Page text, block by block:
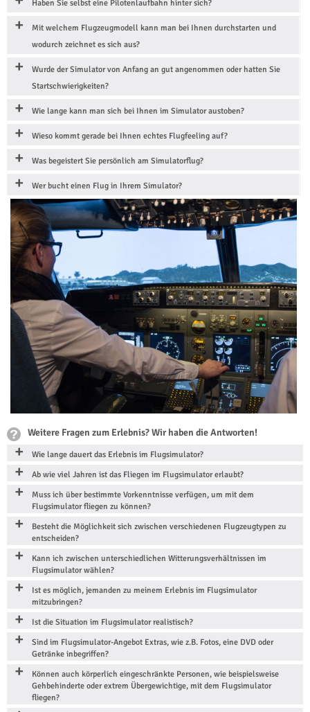
Haben Sie selbst eine Pilotenlaufbahn hinter sich?
Mit welchem Flugzeugmodell kann man bei Ihnen durchstarten und
wodurch zeichnet es sich aus?
Wurde der Simulator von Anfang an gut angenommen oder hatten Sie
Startschwierigkeiten?
Wie lange kann man sich bei Ihnen im Simulator austoben?
Wieso kommt gerade bei Ihnen echtes Flugfeeling auf?
Was begeistert Sie persönlich am Simulatorflug?
Wer bucht einen Flug in Ihrem Simulator?
Weitere Fragen zum Erlebnis? Wir haben die Antworten!
Wie lange dauert das Erlebnis im Flugsimulator?
Ab wie viel Jahren ist das Fliegen im Flugsimulator erlaubt?
Muss ich über bestimmte Vorkenntnisse verfügen, um mit dem
Flugsimulator fliegen zu können?
Besteht die Möglichkeit sich zwischen verschiedenen Flugzeugtypen zu
entscheiden?
Kann ich zwischen unterschiedlichen Witterungsverhältnissen im
Flugsimulator wählen?
Ist es möglich, jemanden zu meinem Erlebnis im Flugsimulator
mitzubringen?
Ist die Situation im Flugsimulator realistisch?
Sind im Flugsimulator-Angebot Extras, wie z.B. Fotos, eine DVD oder
Getränke inbegriffen?
Können auch körperlich eingeschränkte Personen, wie beispielsweise
Gehbehinderte oder extrem Übergewichtige, mit dem Flugsimulator
fliegen?